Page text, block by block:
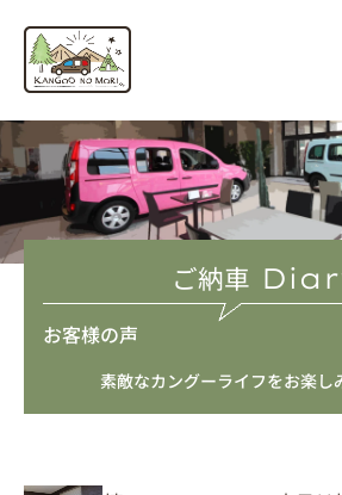
キ
ッ
プ
ご納車
お客様の声
素敵なカングーライフをお楽し